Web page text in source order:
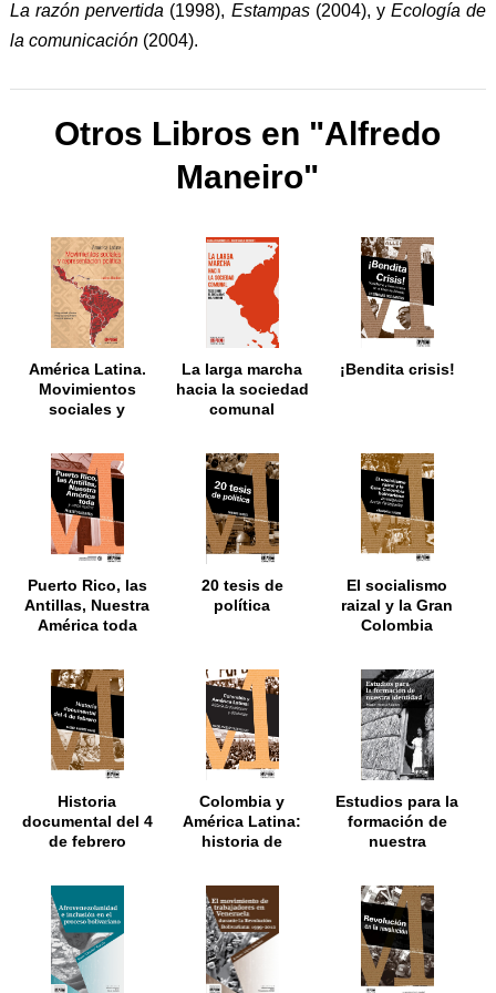
La razón pervertida (1998), Estampas(2004), y Ecología de
la comunicación(2004).
Otros Libros en "Alfredo
Maneiro"
América Latina.
Movimientos
sociales y
La larga marcha
hacia la sociedad
comunal
¡Bendita crisis!
Puerto Rico, las
Antillas, Nuestra
América toda
20 tesis de
política
El socialismo
raizal y la Gran
Colombia
Historia
documental del 4
de febrero
Colombia y
América Latina:
historia de
Estudios para la
formación de
nuestra